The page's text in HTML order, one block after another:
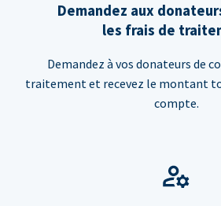
Demandez aux
les frais de
Demandez à vos donateurs de
traitement et recevez le montant
compte.